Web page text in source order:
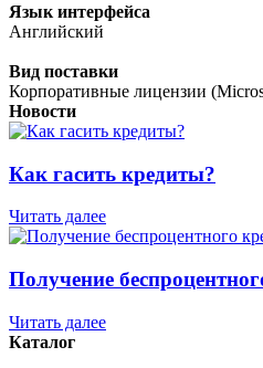
Язык интерфейса
Английский
Вид поставки
Корпоративные лицензии
Новости
Как гасить кредиты?
Читать далее
Получение
Читать далее
Каталог